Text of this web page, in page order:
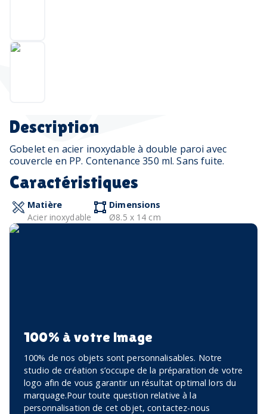
Description
Gobelet en acier inoxydable à double paroi avec
couvercle en PP. Contenance 350 ml. Sans fuite.
Caractéristiques
Matière
Acier inoxydable
Dimensions
Ø8.5 x 14 cm
100% à votre image
100% de nos objets sont personnalisables. Notre
studio de création s’occupe de la préparation de votre
logo afin de vous garantir un résultat optimal lors du
marquage.Pour toute question relative à la
personnalisation de cet objet, contactez-nous